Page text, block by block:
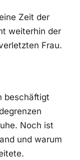
Zeit der
weiterhin der
Frau.
beschäftigt
Noch ist
und warum